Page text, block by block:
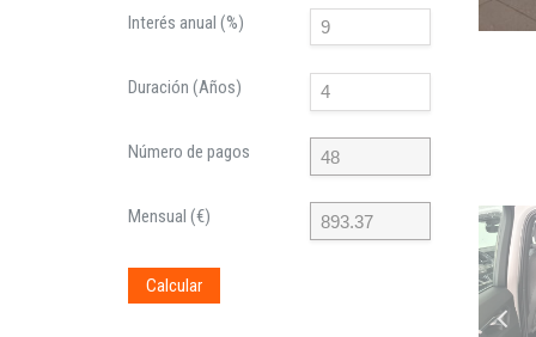
Interés anual (%)
Duración (Años)
Número de pagos
Mensual (€)
Calcular